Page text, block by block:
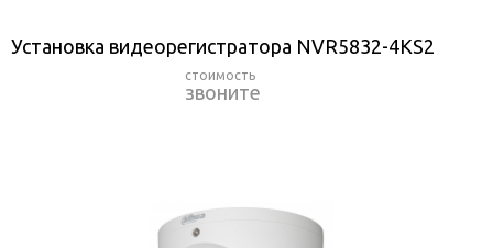
Установка видеорегистратора NVR5832-4KS2
звоните